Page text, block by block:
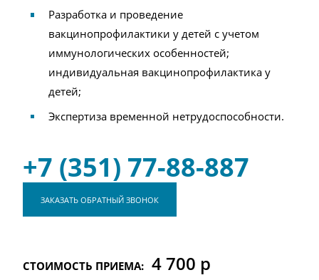
Разработка и проведение
вакцинопрофилактики у детей с учетом
иммунологических особенностей;
индивидуальная вакцинопрофилактика у
детей;
Экспертиза временной нетрудоспособности.
+7 (351) 77-88-887
ЗАКАЗАТЬ ОБРАТНЫЙ ЗВОНОК
СТОИМОСТЬ ПРИЕМА: 4 700 р